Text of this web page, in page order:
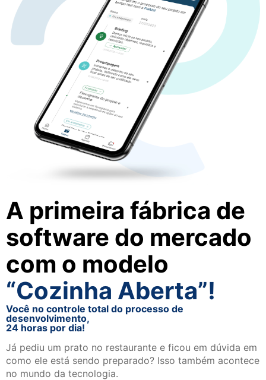
A primeira fábrica de
software do mercado
com o modelo
“Cozinha Aberta”!
Você no controle total do processo de
desenvolvimento,
24 horas por dia!
Já pediu um prato no restaurante e ficou em dúvida em
como ele está sendo preparado? Isso também acontece
no mundo da tecnologia.